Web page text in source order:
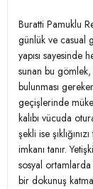
Giyim Tarzı:
Materyal:% 100
Yaka Tipi:Klasik
Kapama Şekli:
Kol Tipi:Uzun Kol
Kumaş Tipi:% 100
Buratti Pamuklu
günlük ve casual
yapısı
sunan bu gömlek,
bulunması
geçişlerinde
kalıbı vücuda
şekli ise
imkanı tanır.
sosyal
bir dokunuş